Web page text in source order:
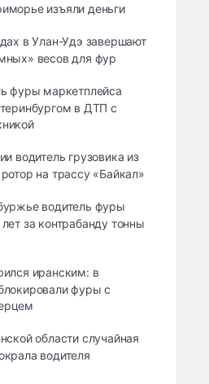
изъяли деньги
в Улaн-Удэ зaвepшaют
вecoв для фyp
фуры маркетплейса
в ДТП с
водитель грузовика из
на трассу «Байкал»
водитель фуры
за контрабанду тонны
иранским: в
фуры с
области случайная
водителя